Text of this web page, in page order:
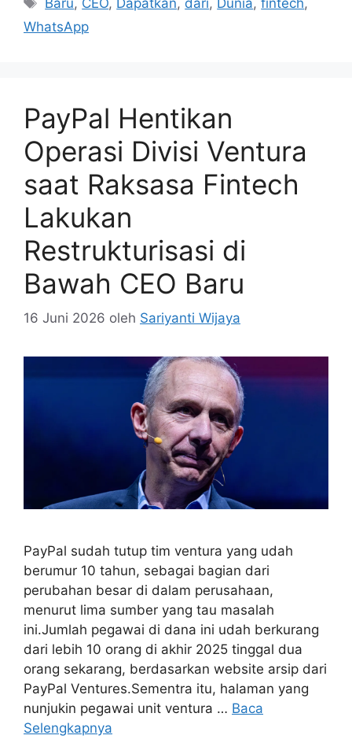
WhatsApp
PayPal Hentikan
Operasi Divisi Ventura
saat Raksasa Fintech
Lakukan
Restrukturisasi di
Bawah CEO Baru
16 Juni 2026 oleh Sariyanti Wijaya
PayPal sudah tutup tim ventura yang udah
berumur 10 tahun, sebagai bagian dari
perubahan besar di dalam perusahaan,
menurut lima sumber yang tau masalah
ini.Jumlah pegawai di dana ini udah berkurang
dari lebih 10 orang di akhir 2025 tinggal dua
orang sekarang, berdasarkan website arsip dari
PayPal Ventures.Sementra itu, halaman yang
nunjukin pegawai unit ventura … Baca
Selengkapnya